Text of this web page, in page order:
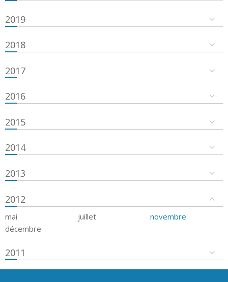
2019
2018
2017
2016
2015
2014
2013
2012
mai juillet
novembre
décembre
2011